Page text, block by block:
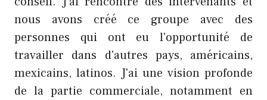
nous avons créé ce groupe avec des
personnes qui ont eu l'opportunité de
travailler dans d'autres pays, américains,
mexicains, latinos. J'ai une vision profonde
de la partie commerciale, notamment en